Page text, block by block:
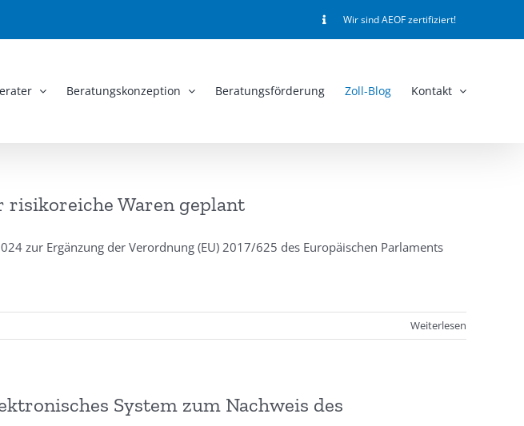
Wir sind AEOF zertifiziert!
Beratungskonzeption Beratungsförderung Zoll-Blog Kontakt
risikoreiche Waren geplant
zur Ergänzung der Verordnung (EU) 2017/625 des Europäischen Parlaments
Weiterlesen
System zum Nachweis des